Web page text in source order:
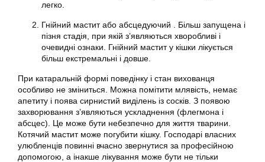
легко.
Гнійний мастит або абсцедуючий . Більш запущена і
пізня стадія, при якій з’являються хворобливі і
очевидні ознаки. Гнійний мастит у кішки лікується
більш екстремальні і довше.
При катаральній формі поведінку і стан вихованця
особливо не зміниться. Можна помітити млявість, немає
апетиту і поява сирнистий виділень із сосків. З появою
захворювання з’являються ускладнення (флегмона і
абсцес). Це може бути небезпечно для життя тварини.
Котячий мастит може погубити кішку. Господарі власних
улюбленців повинні вчасно звернутися за професійною
допомогою, а інакше лікування може бути не тільки